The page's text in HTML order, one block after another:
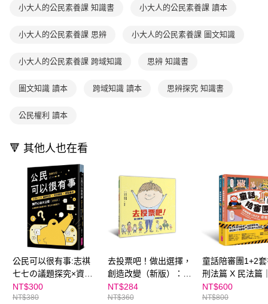
2.透過簡訊連結打開帳單後，可選擇「超商條碼／台灣大直營門市／銀行轉
【注意事項】
用戶於交易時，得透過本服務購買商品或服務，並由商店將買賣／分期付款
2.基於同意付款使用「大哥付你分期」之契約關係目的，商店將以您的個人
資料（包含姓名、電話或地址）提供予台灣大哥大進項蒐集、處理及利用，
3.完整用戶服務條款，請詳閱以下連結：
１．於結帳方式選擇「AFTEE先享後付」後，將跳轉至「AFTEE先享後付」
結帳頁面，進行簡訊認證並確認金額後，即可完成結帳。
３．收到繳費通知簡訊後14天內，點擊此簡訊中的連結，可透過四大超商／
※ 請注意：結帳手續完成當下不需立刻繳費，但若您需要取消訂單，請聯絡
購買商品的店家。未經商家同意取消之訂單仍視為有效，需透過AFTEE先享
※ 交易是否成功請以「AFTEE先享後付 」之結帳頁面顯示為準，若有關於
客戶支援中心」
１．透過由恩沛科技股份有限公司提供之「AFTEE先享後付」服務完成之交
易，需依本服務之必要範圍內提供個人資料，並將交易相關給付款項請求債
權轉讓予恩沛科技股份有限公司。
２．關於個人資料處理事宜，請瀏覽以下網址：
https://aftee.tw/terms/#terms3
３．未成年的使用者請事先徵得法定代理人或監護人之同意方可使用
「AFTEE先享後付」，若未經同意申辦者引起之損失，本公司不負相關責
４．使用「AFTEE先享後付」時，將依據個別帳號之用戶狀況，依本公司即
時審查核予不同之上限額度；若仍有額度不足之情形，本公司將視審查結果
請求用戶進行身份認證。
５．嚴禁一人註冊多個帳號或使用他人資訊註冊。若發現惡意使用之情形，
恩沛科技股份有限公司將有權停止該用戶之使用額度並採取法律行動。
付款後7-11取貨
每筆NT$70，滿NT$800(含以上)免運費
每筆NT$70，滿NT$800(含以上)免運費
離島宅配（澎湖、金門、馬祖、小琉球；不適用於郵局i郵箱）
小大人的公民素養課 知識書 小大人的公民素養課 讀本
小大人的公民素養課 思辨 小大人的公民素養課 圖文知識
小大人的公民素養課 跨域知識 思辨 知識書
圖文知識 讀本 跨域知識 讀本 思辨探究 知識書
公民權利 讀本
🔻 其他人也在看
公民可以很有事:志祺
七七の議題探究×資訊
辨識×觀點養成 獨門心
法大公開
NT$300
NT$380
去投票吧！做出選擇，
創造改變（新版）：給
兒童的第一堂民主素養
課
NT$284
NT$360
童話陪審團1+2
刑法篇 X 民法篇
熟能詳的童話故
連結生活的公民
NT$600
NT$800